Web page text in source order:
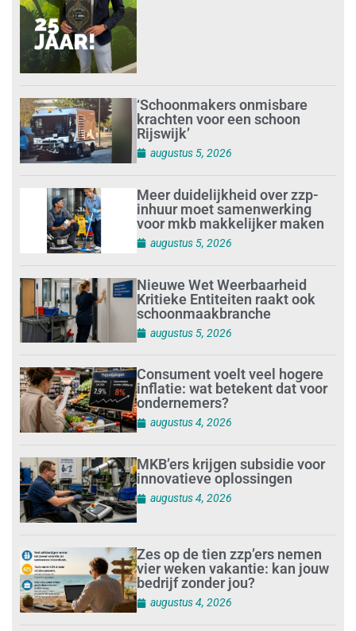
‘Schoonmakers onmisbare
krachten voor een schoon
Rijswijk’
augustus 5, 2026
Meer duidelijkheid over zzp-
inhuur moet samenwerking
voor mkb makkelijker maken
augustus 5, 2026
Nieuwe Wet Weerbaarheid
Kritieke Entiteiten raakt ook
schoonmaakbranche
augustus 5, 2026
Consument voelt veel hogere
inflatie: wat betekent dat voor
ondernemers?
augustus 4, 2026
MKB’ers krijgen subsidie voor
innovatieve oplossingen
augustus 4, 2026
Zes op de tien zzp’ers nemen
vier weken vakantie: kan jouw
bedrijf zonder jou?
augustus 4, 2026